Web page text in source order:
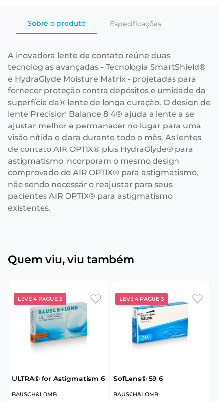
Sobre o produto Especificações
A inovadora lente de contato reúne duas
tecnologias avançadas - Tecnologia SmartShield®
e HydraGlyde Moisture Matrix - projetadas para
fornecer proteção contra depósitos e umidade da
superfície da® lente de longa duração. O design de
lente Precision Balance 8|4® ajuda a lente a se
ajustar melhor e permanecer no lugar para uma
visão nítida e clara durante todo o mês. As lentes
de contato AIR OPTIX® plus HydraGlyde® para
astigmatismo incorporam o mesmo design
comprovado do AIR OPTIX® para astigmatismo,
não sendo necessário reajustar para seus
pacientes AIR OPTIX® para astigmatismo
existentes.
Quem viu, viu também
LEVE 4 PAGUE 3
ULTRA® for Astigmatism 6
BAUSCH&LOMB
LEVE 4 PAGUE 3
SofLens® 59 6
BAUSCH&LOMB